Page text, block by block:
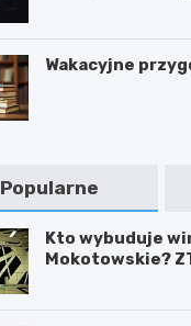
Wakacyjne
Popularne
Kto wybuduje
Mokotowskie?